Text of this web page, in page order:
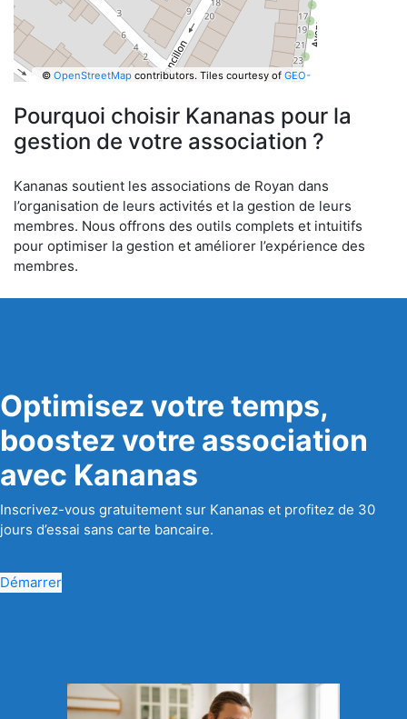
© OpenStreetMapcontributors. Tiles courtesy of GEO-
Pourquoi choisir Kananas pour la
gestion de votre association ?
Kananas soutient les associations de Royan dans
l’organisation de leurs activités et la gestion de leurs
membres. Nous offrons des outils complets et intuitifs
pour optimiser la gestion et améliorer l’expérience des
membres.
Optimisez votre temps,
boostez votre association
avec Kananas
Inscrivez-vous gratuitement sur Kananas et profitez de 30
jours d’essai sans carte bancaire.
Démarrer